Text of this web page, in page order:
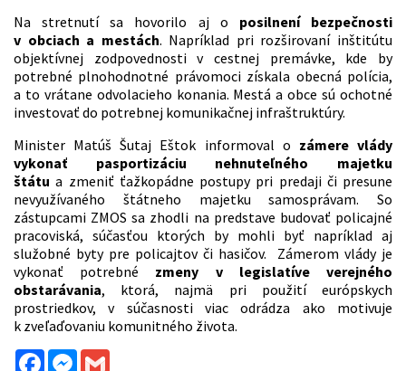
Na stretnutí sa hovorilo aj o posilnení bezpečnosti
v obciach a mestách. Napríklad pri rozširovaní inštitútu
objektívnej zodpovednosti v cestnej premávke, kde by
potrebné plnohodnotné právomoci získala obecná polícia,
a to vrátane odvolacieho konania. Mestá a obce sú ochotné
investovať do potrebnej komunikačnej infraštruktúry.
Minister Matúš Šutaj Eštok informoval o zámere vlády
vykonať pasportizáciu nehnuteľného majetku
štátu a zmeniť ťažkopádne postupy pri predaji či presune
nevyužívaného štátneho majetku samosprávam. So
zástupcami ZMOS sa zhodli na predstave budovať policajné
pracoviská, súčasťou ktorých by mohli byť napríklad aj
služobné byty pre policajtov či hasičov. Zámerom vlády je
vykonať potrebné zmeny v legislatíve verejného
obstarávania, ktorá, najmä pri použití európskych
prostriedkov, v súčasnosti viac odrádza ako motivuje
k zveľaďovaniu komunitného života.
FacebookMessenger